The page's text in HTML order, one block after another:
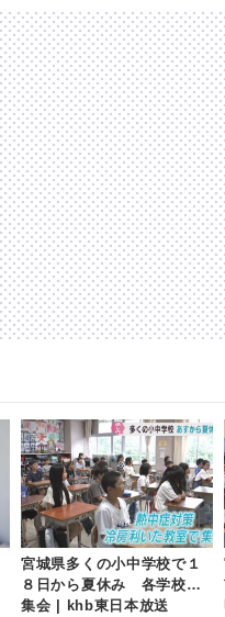
宮城県多くの小中学校で１
８日から夏休み 各学校で
集会 | khb東日本放送